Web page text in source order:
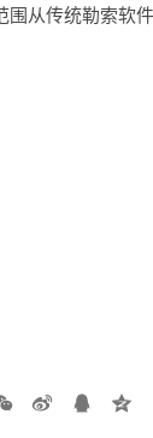
围从传统勒索软